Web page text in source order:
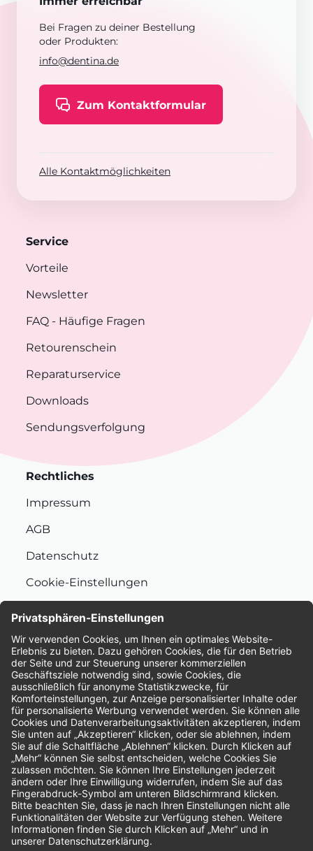
Bei Fragen zu deiner Bestellung
oder Produkten:
info@dentina.de
Zum Kontaktformular
Alle Kontaktmöglichkeiten
Service
Vorteile
Newsletter
FAQ - Häufige Fragen
Retourenschein
Reparaturservice
Downloads
Sendungsverfolgung
Rechtliches
Impressum
AGB
Datenschutz
Cookie-Einstellungen
Bewertungen